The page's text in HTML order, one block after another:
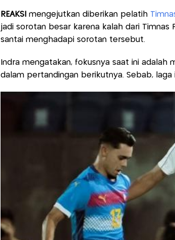
REAKSI mengejutkan diberikan pelatih
jadi sorotan besar karena kalah dari Timnas
santai menghadapi sorotan tersebut.
Indra mengatakan, fokusnya saat ini adalah
dalam pertandingan berikutnya. Sebab, laga